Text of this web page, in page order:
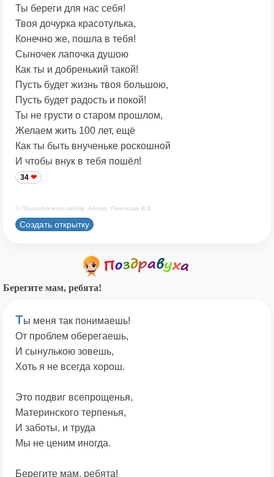
Ты береги для нас себя!
Твоя дочурка красотулька,
Конечно же, пошла в тебя!
Сыночек лапочка душою
Как ты и добренький такой!
Пусть будет жизнь твоя большою,
Пусть будет радость и покой!
Ты не грусти о старом прошлом,
Желаем жить 100 лет, ещё
Как ты быть внученьке роскошной
И чтобы внук в тебя пошёл!
34
© Принадлежит сайту. Автор: Печенова В.В.
Создать открытку
Берегите мам, ребята!
Ты меня так понимаешь!
От проблем оберегаешь,
И сынулькою зовешь,
Хоть я не всегда хорош.
Это подвиг всепрощенья,
Материнского терпенья,
И заботы, и труда
Мы не ценим иногда.
Берегите мам, ребята!